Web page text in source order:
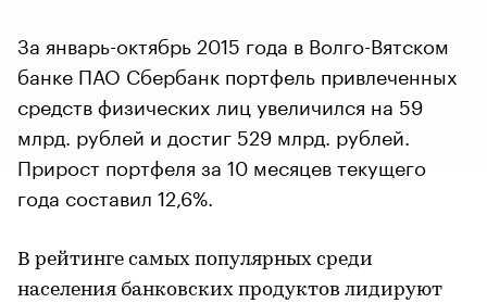
За январь-октябрь 2015 года в Волго-Вятском
банке ПАО Сбербанк портфель привлеченных
средств физических лиц увеличился на 59
млрд. рублей и достиг 529 млрд. рублей.
Прирост портфеля за 10 месяцев текущего
года составил 12,6%.
В рейтинге самых популярных среди
населения банковских продуктов лидируют